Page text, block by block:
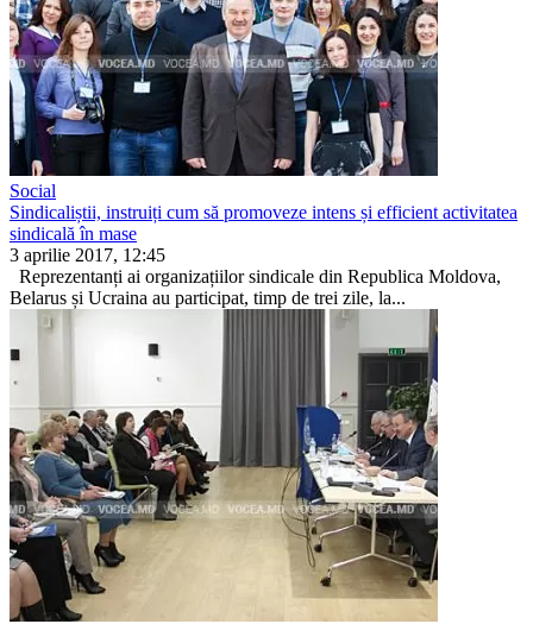
Social
Sindicaliștii, instruiți cum să promoveze intens și efficient activitatea
sindicală în mase
3 aprilie 2017, 12:45
Reprezentanți ai organizațiilor sindicale din Republica Moldova,
Be­larus și Ucraina au participat, timp de trei zile, la...